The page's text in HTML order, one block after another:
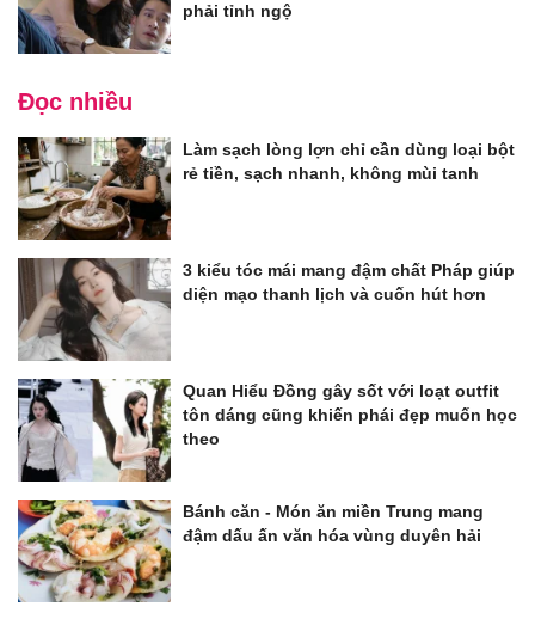
phải tỉnh ngộ
Đọc nhiều
Làm sạch lòng lợn chỉ cần dùng loại bột
rẻ tiền, sạch nhanh, không mùi tanh
3 kiểu tóc mái mang đậm chất Pháp giúp
diện mạo thanh lịch và cuốn hút hơn
Quan Hiểu Đồng gây sốt với loạt outfit
tôn dáng cũng khiến phái đẹp muốn học
theo
Bánh căn - Món ăn miền Trung mang
đậm dấu ấn văn hóa vùng duyên hải